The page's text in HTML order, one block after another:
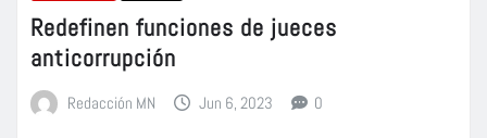
Redefinen funciones de jueces
anticorrupción
Redacción MN Jun 6, 2023 0